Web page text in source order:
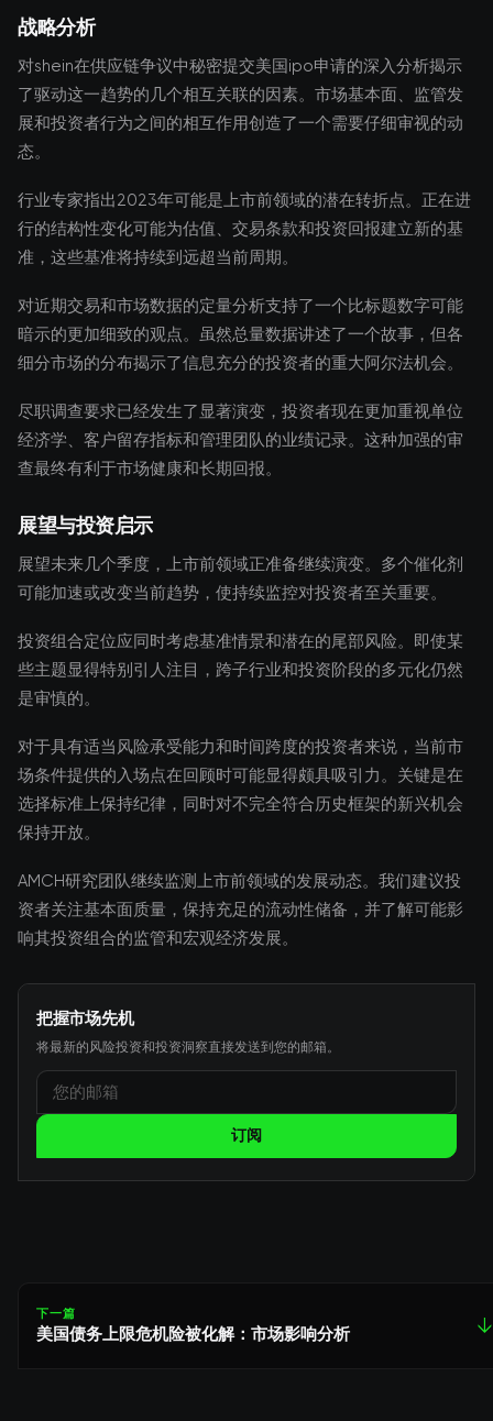
战略分析
对shein在供应链争议中秘密提交美国ipo申请的深入分析揭示
了驱动这一趋势的几个相互关联的因素。市场基本面、监管发
展和投资者行为之间的相互作用创造了一个需要仔细审视的动
态。
行业专家指出2023年可能是上市前领域的潜在转折点。正在进
行的结构性变化可能为估值、交易条款和投资回报建立新的基
准，这些基准将持续到远超当前周期。
对近期交易和市场数据的定量分析支持了一个比标题数字可能
暗示的更加细致的观点。虽然总量数据讲述了一个故事，但各
细分市场的分布揭示了信息充分的投资者的重大阿尔法机会。
尽职调查要求已经发生了显著演变，投资者现在更加重视单位
经济学、客户留存指标和管理团队的业绩记录。这种加强的审
查最终有利于市场健康和长期回报。
展望与投资启示
展望未来几个季度，上市前领域正准备继续演变。多个催化剂
可能加速或改变当前趋势，使持续监控对投资者至关重要。
投资组合定位应同时考虑基准情景和潜在的尾部风险。即使某
些主题显得特别引人注目，跨子行业和投资阶段的多元化仍然
是审慎的。
对于具有适当风险承受能力和时间跨度的投资者来说，当前市
场条件提供的入场点在回顾时可能显得颇具吸引力。关键是在
选择标准上保持纪律，同时对不完全符合历史框架的新兴机会
保持开放。
AMCH研究团队继续监测上市前领域的发展动态。我们建议投
资者关注基本面质量，保持充足的流动性储备，并了解可能影
响其投资组合的监管和宏观经济发展。
把握市场先机
将最新的风险投资和投资洞察直接发送到您的邮箱。
订阅
下一篇
美国债务上限危机险被化解：市场影响分析 ↓